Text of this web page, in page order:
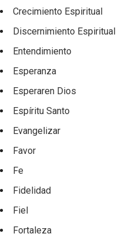
Crecimiento Espiritual
Discernimiento Espiritual
Entendimiento
Esperanza
Esperaren Dios
Espíritu Santo
Evangelizar
Favor
Fe
Fidelidad
Fiel
Fortaleza